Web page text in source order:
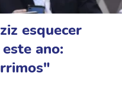
esquecer
ano: